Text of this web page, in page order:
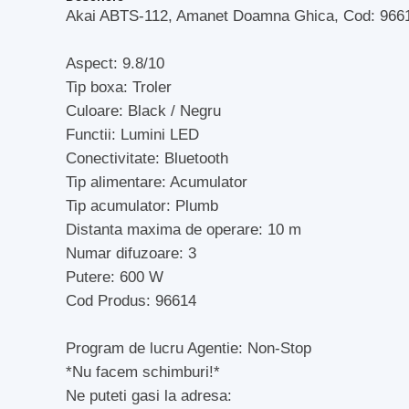
Akai ABTS-112, Amanet Doamna Ghica, Cod:
Aspect: 9.8/10
Tip boxa: Troler
Culoare: Black / Negru
Functii: Lumini LED
Conectivitate: Bluetooth
Tip alimentare: Acumulator
Tip acumulator: Plumb
Distanta maxima de operare: 10 m
Numar difuzoare: 3
Putere: 600 W
Cod Produs: 96614
Program de lucru Agentie: Non-Stop
*Nu facem schimburi!*
Ne puteti gasi la adresa: